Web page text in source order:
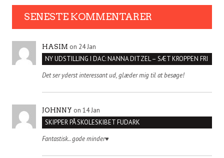
SENESTE KOMMENTARER
HASIM on 24 Jan
NY UDSTILLING I DAC: NANNA DITZEL – SÆT KROPPEN FRI
Det ser yderst interessant ud, glæder mig til at besøge!
JOHNNY on 14 Jan
SKIPPER PÅ SKOLESKIBET FUDARK
Fantastisk.. gode minder♥️